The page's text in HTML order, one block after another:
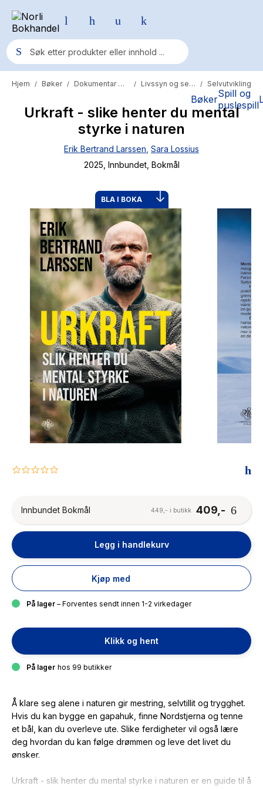
BøkerSpill og
puslespill
Populære søk
Pokemon
Fury Bound - Sable Sorensen
Hitster
Hypopressiv trening
The Housemaid
Hjem / Bøker / Dokumentar og fakta / Livssyn og selvutvikling / Selvutvikling
Urkraft - slike henter du mental
styrke i naturen
Erik Bertrand Larssen Sara Lossius
2025 , Innbundet, Bokmål
BLA I BOKA
0.0
Innbundet Bokmål
409,-
449,- i butikk
Legg i handlekurv
Kjøp med
På lager – Forventes sendt innen 1-2 virkedager
Klikk og hent
På lager hos 99 butikker
Å klare seg alene i naturen gir mestring, selvtillit og trygghet.
Hvis du kan bygge en gapahuk, finne Nordstjerna og tenne
et bål, kan du overleve ute. Slike ferdigheter vil også lære
deg hvordan du kan følge drømmen og leve det livet du
ønsker.
Urkraft - slik henter du mental styrke i naturen er en guide til å